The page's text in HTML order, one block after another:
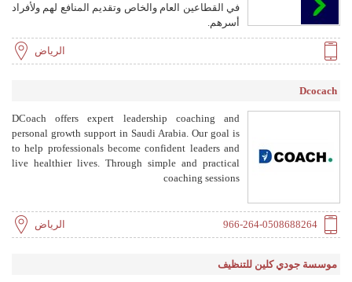
في القطاعين العام والخاص وتقديم المنافع لهم ولأفراد
أسرهم.
الرياض
Dcocach
DCoach offers expert leadership coaching and
personal growth support in Saudi Arabia. Our goal is
to help professionals become confident leaders and
live healthier lives. Through simple and practical
coaching sessions
966-264-0508688264 الرياض
موسسة جودي كلين للتنظيف